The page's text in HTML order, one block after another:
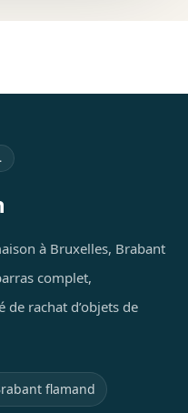
à Bruxelles, Brabant
complet,
rachat d’objets de
flamand